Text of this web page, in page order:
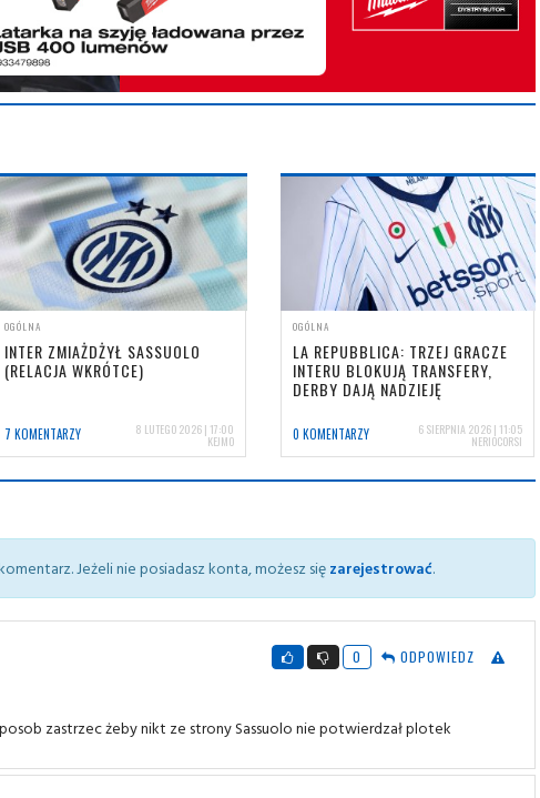
OGÓLNA
INTER ZMIAŻDŻYŁ SASSUOLO
(RELACJA WKRÓTCE)
7 KOMENTARZY 8 LUTEGO 2026 | 17:00
KEJMO
OGÓLNA
LA REPUBBLICA: TRZEJ GRACZE
INTERU BLOKUJĄ TRANSFERY,
DERBY DAJĄ NADZIEJĘ
0 KOMENTARZY 6 SIERPNIA 2026 | 11:05
NERIOCORSI
Jeżeli nie posiadasz konta, możesz sięzarejestrować.
0 ODPOWIEDZ
zastrzec żeby nikt ze strony Sassuolo nie potwierdzał plotek